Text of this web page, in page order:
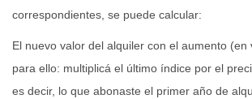
correspondientes, se puede calcular:
El nuevo valor del alquiler con el aumento (en
para ello: multiplicá el último índice por el
es decir, lo que abonaste el primer año de